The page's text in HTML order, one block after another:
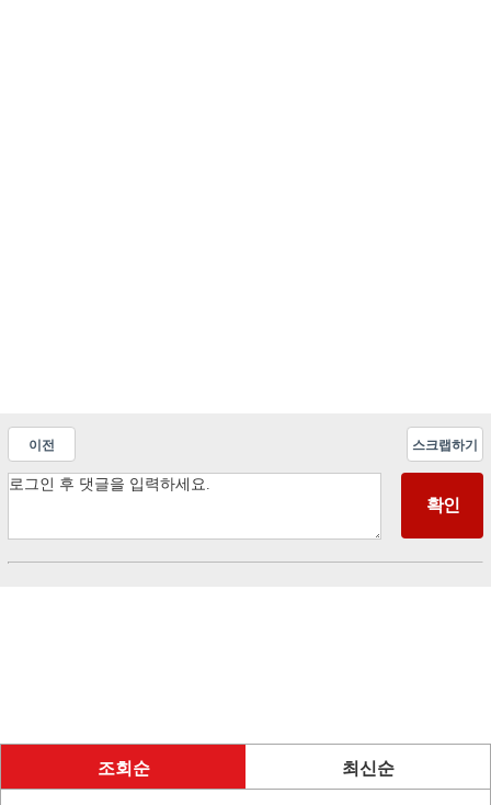
이전 스크랩하기
조회순 최신순